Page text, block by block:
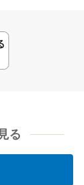
る